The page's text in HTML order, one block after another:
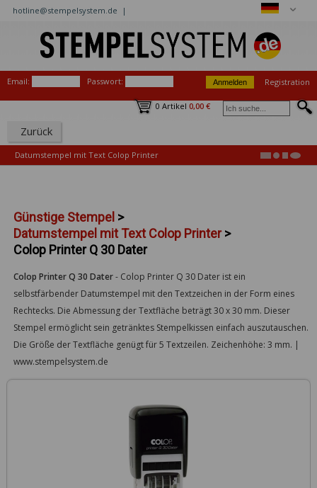
hotline@stempelsystem.de |
Email: Passwort: Registration
0 Artikel 0,00 €
Zurück
Datumstempel mit Text Colop Printer
Günstige Stempel >
Datumstempel mit Text Colop Printer>
Colop Printer Q 30 Dater
Colop Printer Q 30 Dater- Colop Printer Q 30 Dater ist ein
selbstfärbender Datumstempel mit den Textzeichen in der Form eines
Rechtecks. Die Abmessung der Textfläche beträgt 30 x 30 mm. Dieser
Stempel ermöglicht sein getränktes Stempelkissen einfach auszutauschen.
Die Größe der Textfläche genügt für 5 Textzeilen. Zeichenhöhe: 3 mm. |
www.stempelsystem.de